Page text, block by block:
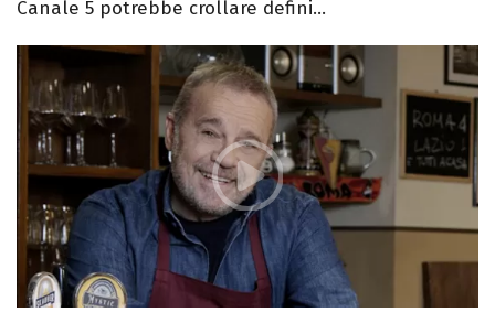
Canale 5 potrebbe crollare defini...